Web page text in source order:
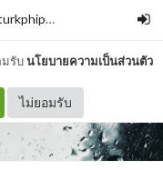
มรับนโยบายความเป็นส่วนตัว
ไม่ยอมรับ